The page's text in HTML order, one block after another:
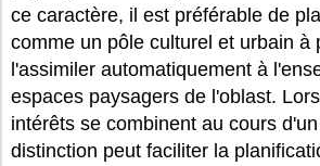
ce caractère, il est préférable de
comme un pôle culturel et urbain à
l'assimiler automatiquement à
espaces paysagers de l'oblast.
intérêts se combinent au cours
distinction peut faciliter la